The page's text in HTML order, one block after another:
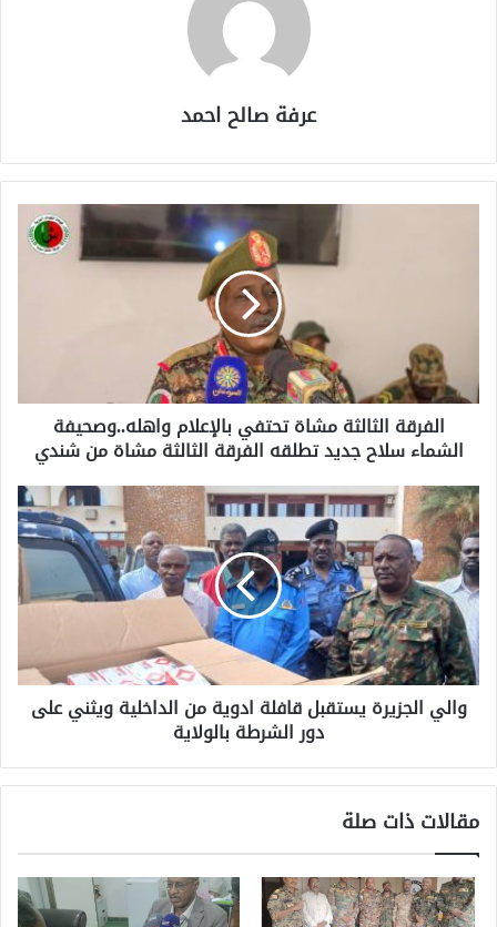
عرفة صالح احمد
الفرقة الثالثة مشاة تحتفي بالإعلام واهله..وصحيفة
الشماء سلاح جديد تطلقه الفرقة الثالثة مشاة من شندي
والي الجزيرة يستقبل قافلة ادوية من الداخلية ويثني على
دور الشرطة بالولاية
مقالات ذات صلة